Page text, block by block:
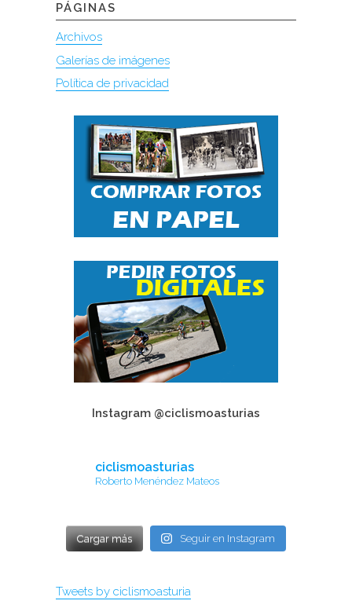
PÁGINAS
Archivos
Galerías de imágenes
Política de privacidad
Instagram @ciclismoasturias
ciclismoasturias
Roberto Menéndez Mateos
Cargar más Seguir en Instagram
Tweets by ciclismoasturia